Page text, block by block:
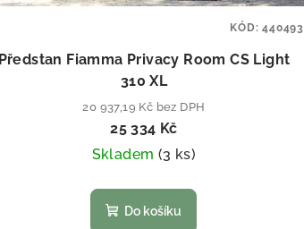
Předstan Fiamma Privacy Room CS Light
310 XL
20 937,19 Kč bez DPH
25 334 Kč
Skladem (3 ks)
Do košíku
KÓD:440493